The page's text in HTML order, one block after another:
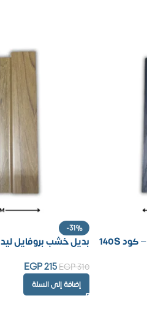
-31%
بديل خشب بروفايل ليد PS 12CM – كود 90130
EGP310
EGP215
إضافة إلى السلة